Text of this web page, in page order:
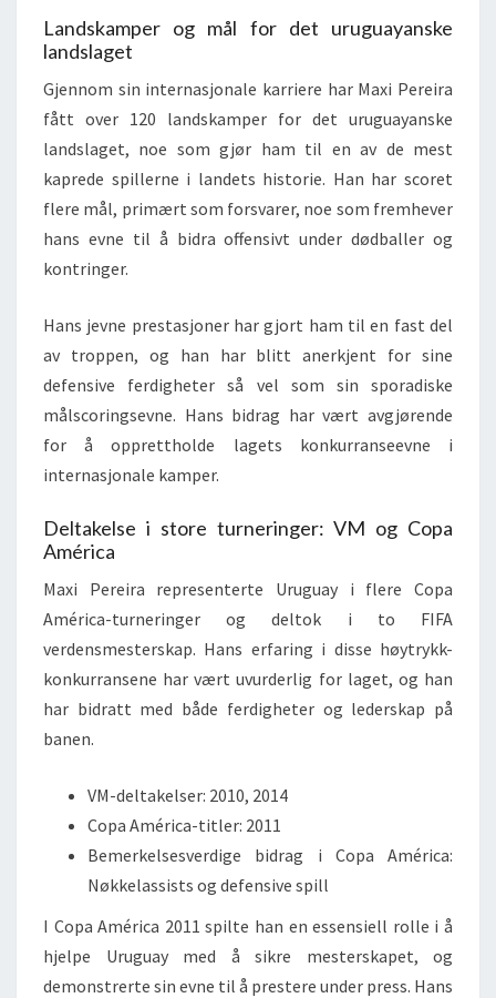
Landskamper og mål for det uruguayanske
landslaget
Gjennom sin internasjonale karriere har Maxi Pereira
fått over 120 landskamper for det uruguayanske
landslaget, noe som gjør ham til en av de mest
kaprede spillerne i landets historie. Han har scoret
flere mål, primært som forsvarer, noe som fremhever
hans evne til å bidra offensivt under dødballer og
kontringer.
Hans jevne prestasjoner har gjort ham til en fast del
av troppen, og han har blitt anerkjent for sine
defensive ferdigheter så vel som sin sporadiske
målscoringsevne. Hans bidrag har vært avgjørende
for å opprettholde lagets konkurranseevne i
internasjonale kamper.
Deltakelse i store turneringer: VM og Copa
América
Maxi Pereira representerte Uruguay i flere Copa
América-turneringer og deltok i to FIFA
verdensmesterskap. Hans erfaring i disse høytrykk-
konkurransene har vært uvurderlig for laget, og han
har bidratt med både ferdigheter og lederskap på
banen.
VM-deltakelser: 2010, 2014
Copa América-titler: 2011
Bemerkelsesverdige bidrag i Copa América:
Nøkkelassists og defensive spill
I Copa América 2011 spilte han en essensiell rolle i å
hjelpe Uruguay med å sikre mesterskapet, og
demonstrerte sin evne til å prestere under press. Hans